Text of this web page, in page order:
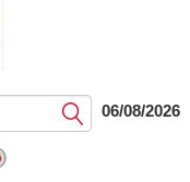
Submit06/08/2026